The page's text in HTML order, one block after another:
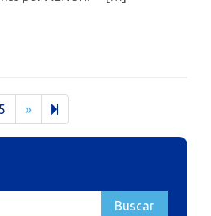
5 »Next
page
24